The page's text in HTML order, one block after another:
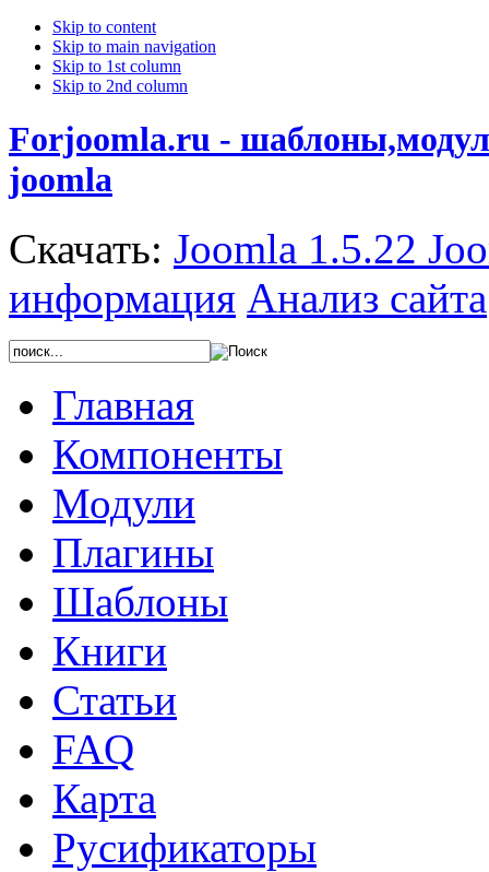
Skip to content
Skip to main navigation
Skip to 1st column
Skip to 2nd column
Forjoomla.ru -
joomla
Скачать: Joomla 1.5.22
информация Анализ сайта
Главная
Компоненты
Модули
Плагины
Шаблоны
Книги
Статьи
FAQ
Карта
Русификаторы